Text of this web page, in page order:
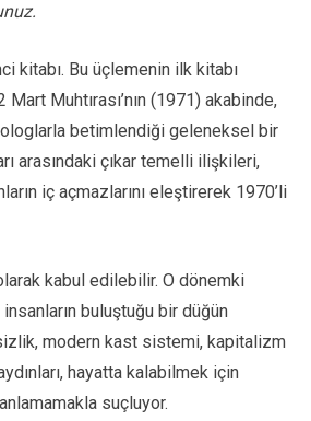
kitabı. Bu üçlemenin ilk kitabı
Mart Muhtırası’nın (1971) akabinde,
betimlendiği geleneksel bir
arasındaki çıkar temelli ilişkileri,
iç açmazlarını eleştirerek 1970’li
kabul edilebilir. O dönemki
buluştuğu bir düğün
modern kast sistemi, kapitalizm
hayatta kalabilmek için
suçluyor.